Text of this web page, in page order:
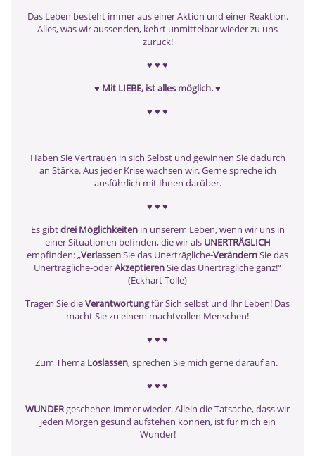
Das Leben besteht immer aus einer Aktion und einer Reaktion.
Alles, was wir aussenden, kehrt unmittelbar wieder zu uns
zurück!
♥ ♥ ♥
♥ Mit LIEBE, ist alles möglich.♥
♥ ♥ ♥
Haben Sie Vertrauen in sich Selbst und gewinnen Sie dadurch
an Stärke. Aus jeder Krise wachsen wir. Gerne spreche ich
ausführlich mit Ihnen darüber.
♥ ♥ ♥
Es gibtdrei Möglichkeitenin unserem Leben, wenn wir uns in
einer Situationen befinden, die wir als UNERTRÄGLICH
empfinden: „VerlassenSie das Unerträgliche-VerändernSie das
Unerträgliche-oderAkzeptierenSie das Unerträglicheganz!“
(Eckhart Tolle)
Tragen Sie dieVerantwortungfür Sich selbst und Ihr Leben! Das
macht Sie zu einem machtvollen Menschen!
♥ ♥ ♥
Zum Thema Loslassen, sprechen Sie mich gerne darauf an.
♥ ♥ ♥
WUNDERgeschehen immer wieder. Allein die Tatsache, dass wir
jeden Morgen gesund aufstehen können, ist für mich ein
Wunder!